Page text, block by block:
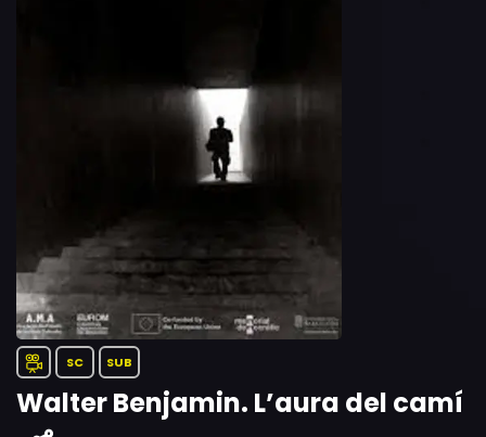
SC SUB
Walter Benjamin. L’aura del camí